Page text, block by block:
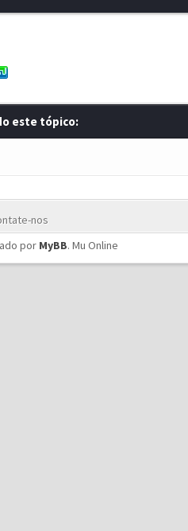
este tópico:
nos
por MyBB. Mu Online